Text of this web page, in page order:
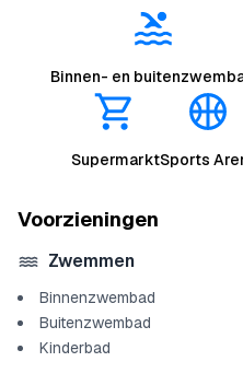
Binnen- en
SupermarktSports
Voorzieningen
Zwemmen
Binnenzwembad
Buitenzwembad
Kinderbad